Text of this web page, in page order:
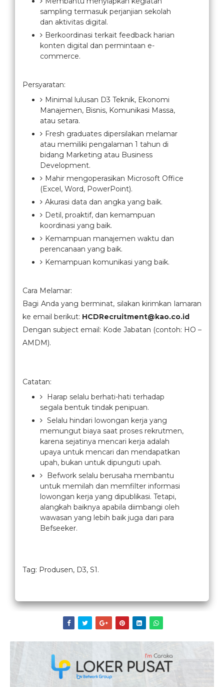
sampling termasuk perjanjian sekolah
dan aktivitas digital.
Berkoordinasi terkait feedback harian
konten digital dan permintaan e-
commerce.
Persyaratan:
Minimal lulusan D3 Teknik, Ekonomi
Manajemen, Bisnis, Komunikasi Massa,
atau setara.
Fresh graduates dipersilakan melamar
atau memiliki pengalaman 1 tahun di
bidang Marketing atau Business
Development.
Mahir mengoperasikan Microsoft Office
(Excel, Word, PowerPoint).
Akurasi data dan angka yang baik.
Detil, proaktif, dan kemampuan
koordinasi yang baik.
Kemampuan manajemen waktu dan
perencanaan yang baik.
Kemampuan komunikasi yang baik.
Cara Melamar:
Bagi Anda yang berminat, silakan kirimkan lamaran
ke email berikut: HCDRecruitment@kao.co.id
Dengan subject email: Kode Jabatan (contoh: HO –
AMDM).
Catatan:
Harap selalu berhati-hati terhadap
segala bentuk tindak penipuan.
Selalu hindari lowongan kerja yang
memungut biaya saat proses rekrutmen,
karena sejatinya mencari kerja adalah
upaya untuk mencari dan mendapatkan
upah, bukan untuk dipunguti upah.
Befwork selalu berusaha membantu
untuk memilah dan memfilter informasi
lowongan kerja yang dipublikasi. Tetapi,
alangkah baiknya apabila diimbangi oleh
wawasan yang lebih baik juga dari para
Befseeker.
Tag: Produsen, D3, S1.